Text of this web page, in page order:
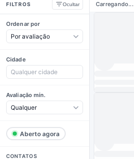
FILTROS Ocultar
Ordenar por
Cidade
Avaliação mín.
Aberto agora
CONTATOS
Carregando...